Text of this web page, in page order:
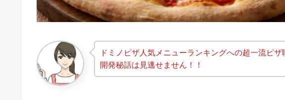
ドミノピザ人気メニューランキングへの超一流ピ
開発秘話は見逃せません！！